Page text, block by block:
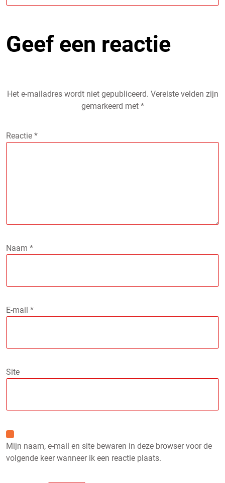
Geef een reactie
Het e-mailadres wordt niet gepubliceerd. Vereiste velden zijn
gemarkeerd met *
Reactie *
Naam *
E-mail *
Site
Mijn naam, e-mail en site bewaren in deze browser voor de
volgende keer wanneer ik een reactie plaats.